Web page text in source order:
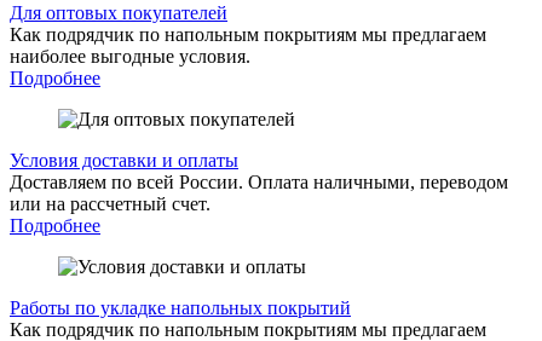
Для оптовых покупателей
Как подрядчик по напольным покрытиям мы предлагаем
наиболее выгодные условия.
Подробнее
Условия доставки и оплаты
Доставляем по всей России. Оплата наличными, переводом
или на рассчетный счет.
Подробнее
Работы по укладке напольных покрытий
Как подрядчик по напольным покрытиям мы предлагаем